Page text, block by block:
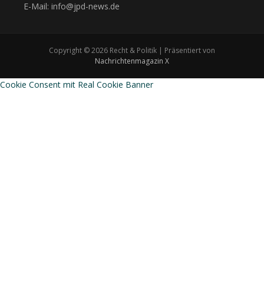
E-Mail: info@jpd-news.de
Copyright © 2026 Recht & Politik | Präsentiert von
Nachrichtenmagazin X
Cookie Consent mit Real Cookie Banner